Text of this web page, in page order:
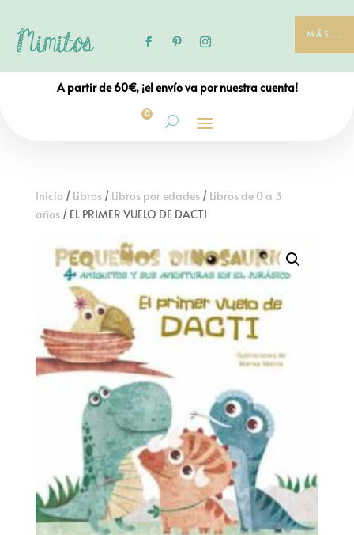
MÁS...
A partir de 60€, ¡el envío va por nuestra cuenta!
0
Inicio / Libros/ Libros por edades/ Libros de 0 a 3
años/ EL PRIMER VUELO DE DACTI